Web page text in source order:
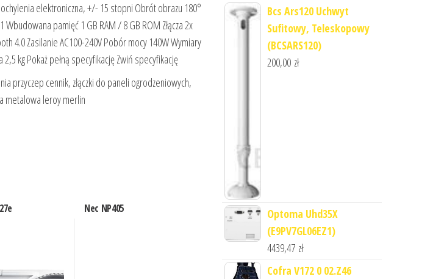
elektroniczna, +/- 15 stopni Obrót obrazu 180°
pamięć 1 GB RAM / 8 GB ROM Złącza 2x
4.0 Zasilanie AC100-240V Pobór mocy 140W Wymiary
kg Pokaż pełną specyfikację Zwiń specyfikację
przyczep cennik, złączki do paneli ogrodzeniowych,
metalowa leroy merlin
Nec NP405
Bcs Ars120 Uchwyt
Sufitowy, Teleskopowy
(BCSARS120)
200,00 zł
Optoma Uhd35X
(E9PV7GL06EZ1)
4439,47 zł
Cofra V172 0 02.Z46